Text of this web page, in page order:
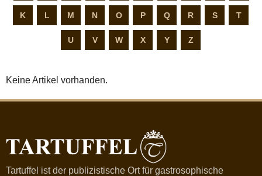
K L M N O P Q R S T
U V W X Y Z
Keine Artikel vorhanden.
Tartuffel ist der publizistische Ort für gastrosophische